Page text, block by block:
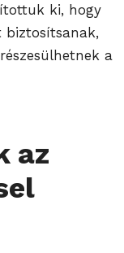
ki, hogy
biztosítsanak,
a
az